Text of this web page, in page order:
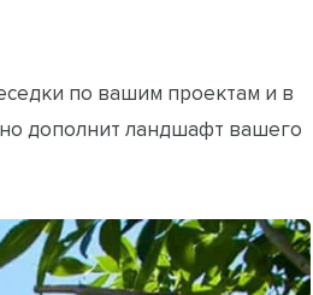
по вашим проектам и в
дополнит ландшафт вашего